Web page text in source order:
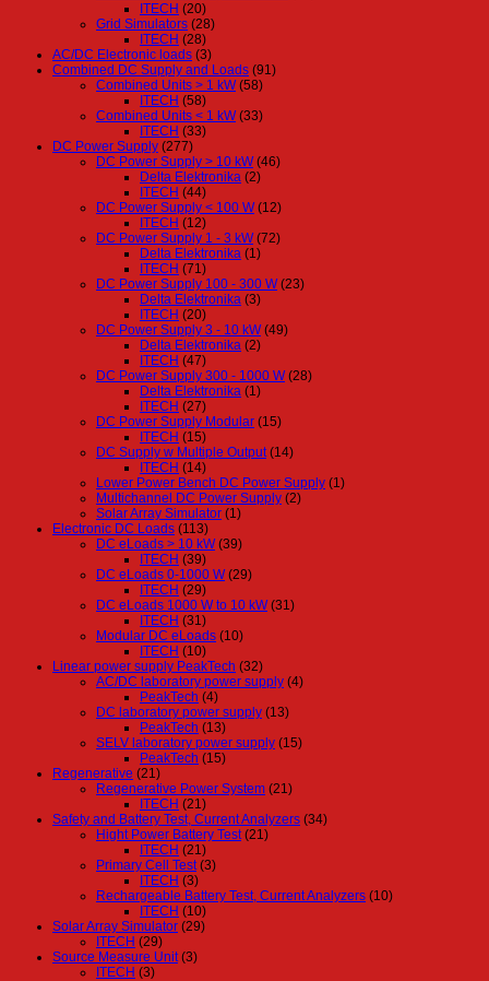
ITECH (20)
Grid Simulators (28)
ITECH (28)
AC/DC Electronic loads (3)
Combined DC Supply and Loads (91)
Combined Units > 1 kW (58)
ITECH (58)
Combined Units < 1 kW (33)
ITECH (33)
DC Power Supply (277)
DC Power Supply > 10 kW (46)
Delta Elektronika (2)
ITECH (44)
DC Power Supply < 100 W (12)
ITECH (12)
DC Power Supply 1 - 3 kW (72)
Delta Elektronika (1)
ITECH (71)
DC Power Supply 100 - 300 W (23)
Delta Elektronika (3)
ITECH (20)
DC Power Supply 3 - 10 kW (49)
Delta Elektronika (2)
ITECH (47)
DC Power Supply 300 - 1000 W (28)
Delta Elektronika (1)
ITECH (27)
DC Power Supply Modular (15)
ITECH (15)
DC Supply w Multiple Output (14)
ITECH (14)
Lower Power Bench DC Power Supply (1)
Multichannel DC Power Supply (2)
Solar Array Simulator (1)
Electronic DC Loads (113)
DC eLoads > 10 kW (39)
ITECH (39)
DC eLoads 0-1000 W (29)
ITECH (29)
DC eLoads 1000 W to 10 kW (31)
ITECH (31)
Modular DC eLoads (10)
ITECH (10)
Linear power supply PeakTech (32)
AC/DC laboratory power supply (4)
PeakTech (4)
DC laboratory power supply (13)
PeakTech (13)
SELV laboratory power supply (15)
PeakTech (15)
Regenerative (21)
Regenerative Power System (21)
ITECH (21)
Safety and Battery Test, Current Analyzers (34)
Hight Power Battery Test (21)
ITECH (21)
Primary Cell Test (3)
ITECH (3)
Rechargeable Battery Test, Current Analyzers (10)
ITECH (10)
Solar Array Simulator (29)
ITECH (29)
Source Measure Unit (3)
ITECH (3)